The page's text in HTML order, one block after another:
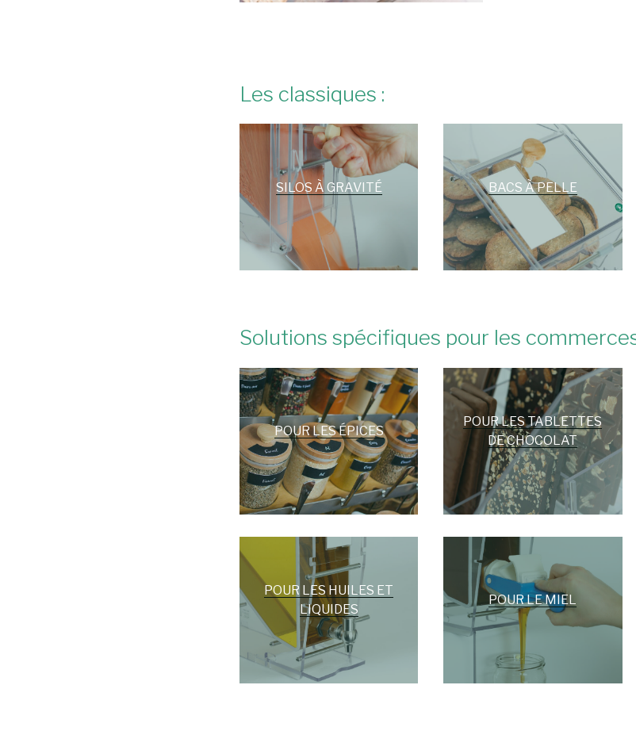
Les classiques :
SILOS À GRAVITÉ BACS À PELLE
Solutions spécifiques pour les
POUR LES ÉPICES
POUR LES TABLETTES
DE CHOCOLAT
POUR LES HUILES ET
LIQUIDES
POUR LE MIEL